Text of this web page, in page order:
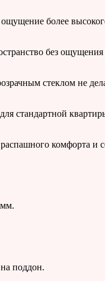
более
без ощущения
стеклом не
стандартной
комфорта и
мм.
поддон.